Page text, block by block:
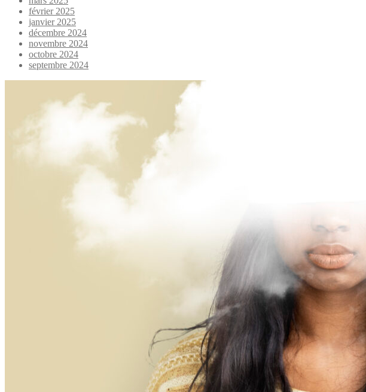
février 2025
janvier 2025
décembre 2024
novembre 2024
octobre 2024
septembre 2024